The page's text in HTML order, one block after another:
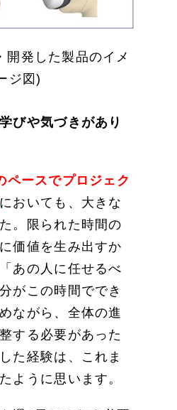
開発した製品のイメ
ジ図)
びや気づきがあり
ペースでプロジェク
においても、大きな
。限られた時間の
価値を生み出すか
あの人に任せるべ
がこの時間ででき
ながら、全体の進
する必要があった
た経験は、これま
ように思います。